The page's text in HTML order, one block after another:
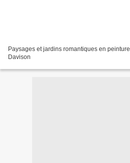
Paysages et jardins romantiques en
Davison